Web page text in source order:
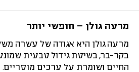
מרעה גולן – חופשי יותר
מרעה גולן היא אגודה של עשרה
בקר-בר, בשיטת גידול טבעית
החיים ושומרת על ערכים מוסריים.